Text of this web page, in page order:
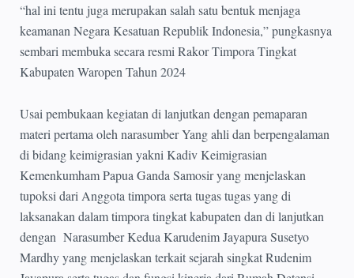
“hal ini tentu juga merupakan salah satu bentuk menjaga
keamanan Negara Kesatuan Republik Indonesia,” pungkasnya
sembari membuka secara resmi Rakor Timpora Tingkat
Kabupaten Waropen Tahun 2024
Usai pembukaan kegiatan di lanjutkan dengan pemaparan
materi pertama oleh narasumber Yang ahli dan berpengalaman
di bidang keimigrasian yakni Kadiv Keimigrasian
Kemenkumham Papua Ganda Samosir yang menjelaskan
tupoksi dari Anggota timpora serta tugas tugas yang di
laksanakan dalam timpora tingkat kabupaten dan di lanjutkan
dengan Narasumber Kedua Karudenim Jayapura Susetyo
Mardhy yang menjelaskan terkait sejarah singkat Rudenim